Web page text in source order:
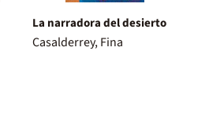
La narradora del desierto
Casalderrey, Fina